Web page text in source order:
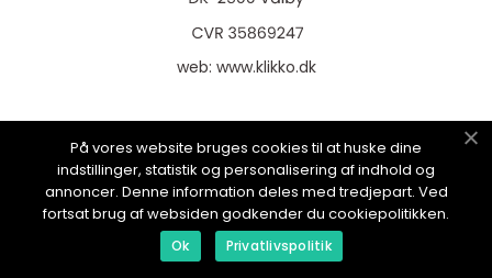
web: www.klikko.dk
Menu
Annoncering
På vores website bruges cookies til at huske dine
indstillinger, statistik og personalisering af indhold og
annoncer. Denne information deles med tredjepart. Ved
fortsat brug af websiden godkender du cookiepolitikken.
Ok Privatlivspolitik